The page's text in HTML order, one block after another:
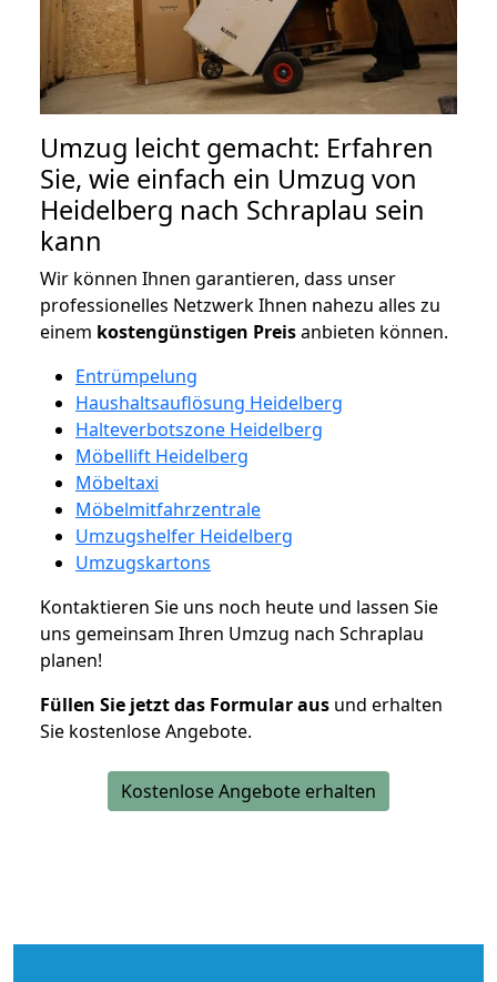
Umzug leicht gemacht: Erfahren
Sie, wie einfach ein Umzug von
Heidelberg nach Schraplau sein
kann
Wir können Ihnen garantieren, dass unser
professionelles Netzwerk Ihnen nahezu alles zu
einem kostengünstigen Preisanbieten können.
Entrümpelung
Haushaltsauflösung Heidelberg
Halteverbotszone Heidelberg
Möbellift Heidelberg
Möbeltaxi
Möbelmitfahrzentrale
Umzugshelfer Heidelberg
Umzugskartons
Kontaktieren Sie uns noch heute und lassen Sie
uns gemeinsam Ihren Umzug nach Schraplau
planen!
Füllen Sie jetzt das Formular aus und erhalten
Sie kostenlose Angebote.
Kostenlose Angebote erhalten